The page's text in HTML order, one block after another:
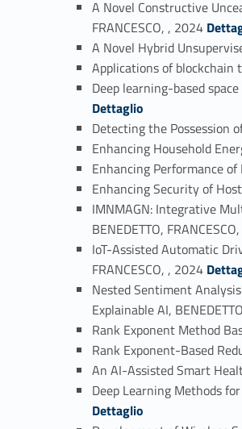
A Novel Constructive
FRANCESCO, , 2024 Link identifier #identifier_person_58534-10
A Novel Hybrid
Applications of blockchain
Deep learning-based
Dettaglio
Detecting the Possession
Enhancing Household
Enhancing Performance
Enhancing Security of
IMNMAGN: Integrative
BENEDETTO,
IoT-Assisted Automatic
FRANCESCO, , 2024 Link identifier #identifier_person_48629-19
Nested Sentiment
Explainable AI,
Rank Exponent Method
Rank Exponent-Based
An AI-Assisted Smart
Deep Learning Methods
Dettaglio